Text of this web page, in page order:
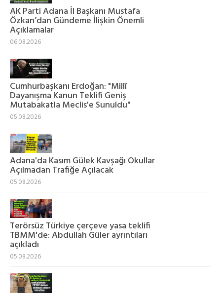
AK Parti Adana İl Başkanı Mustafa
Özkan’dan Gündeme İlişkin Önemli
Açıklamalar
06.08.2026
Cumhurbaşkanı Erdoğan: "Millî
Dayanışma Kanun Teklifi Geniş
Mutabakatla Meclis'e Sunuldu"
05.08.2026
Adana'da Kasım Gülek Kavşağı Okullar
Açılmadan Trafiğe Açılacak
05.08.2026
Terörsüz Türkiye çerçeve yasa teklifi
TBMM'de: Abdullah Güler ayrıntıları
açıkladı
05.08.2026